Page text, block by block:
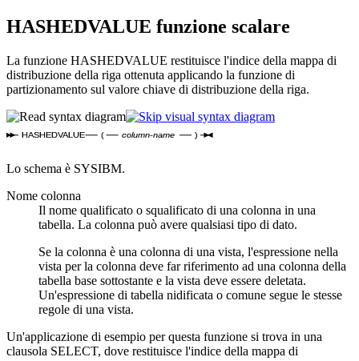
HASHEDVALUE funzione scalare
La funzione HASHEDVALUE restituisce l'indice della mappa di
distribuzione della riga ottenuta applicando la funzione di
partizionamento sul valore chiave di distribuzione della riga.
HASHEDVALUE ( column-name )
Lo schema è SYSIBM.
Nome colonna
Il nome qualificato o squalificato di una colonna in una
tabella. La colonna può avere qualsiasi tipo di dato.
Se la colonna è una colonna di una vista, l'espressione nella
vista per la colonna deve far riferimento ad una colonna della
tabella base sottostante e la vista deve essere deletata.
Un'espressione di tabella nidificata o comune segue le stesse
regole di una vista.
Un'applicazione di esempio per questa funzione si trova in una
clausola SELECT, dove restituisce l'indice della mappa di